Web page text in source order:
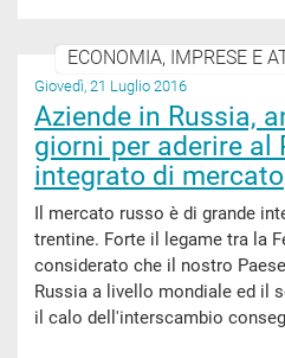
ECONOMIA, IMPRESE E
Giovedì, 21 Luglio 2016
Aziende in Russia,
giorni per aderire al
integrato di mercato
Il mercato russo è di grande
trentine. Forte il legame tra la
considerato che il nostro
Russia a livello mondiale ed il
il calo dell'interscambio